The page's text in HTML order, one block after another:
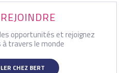
opportunités et rejoignez
à travers le monde
CHEZ BERT